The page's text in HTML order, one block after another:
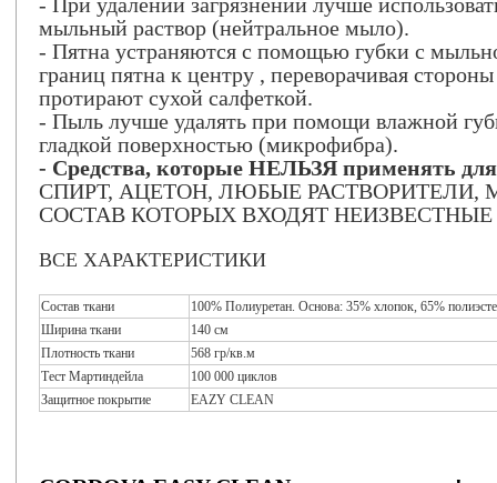
мыльный раствор (нейтральное мыло).
- Пятна устраняются с помощью губки с
границ пятна к центру , переворачивая
протирают сухой салфеткой.
- Пыль лучше удалять при помощи влажной
гладкой поверхностью (микрофибра).
- Средства, которые НЕЛЬЗЯ применять
СПИРТ, АЦЕТОН, ЛЮБЫЕ
СОСТАВ КОТОРЫХ ВХОДЯТ
ВСЕ ХАРАКТЕРИСТИКИ
Состав ткани
100% Полиуретан. Основа: 35% хлопок, 65%
Ширина ткани
140 см
Плотность ткани
568 гр/кв.м
Тест Мартиндейла
100 000 циклов
Защитное покрытие
EAZY CLEAN